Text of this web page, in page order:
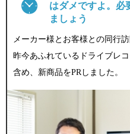
はダメですよ。必
ましょう
メーカー様とお客様との同行
昨今あふれているドライブレ
含め、新商品をPRしました。